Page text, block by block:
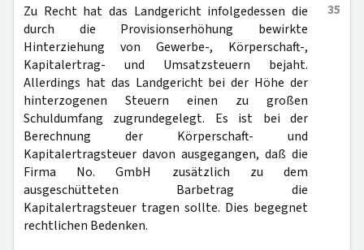
35
Zu Recht hat das Landgericht infolgedessen die
durch die Provisionserhöhung bewirkte
Hinterziehung von Gewerbe-, Körperschaft-,
Kapitalertrag- und Umsatzsteuern bejaht.
Allerdings hat das Landgericht bei der Höhe der
hinterzogenen Steuern einen zu großen
Schuldumfang zugrundegelegt. Es ist bei der
Berechnung der Körperschaft- und
Kapitalertragsteuer davon ausgegangen, daß die
Firma No. GmbH zusätzlich zu dem
ausgeschütteten Barbetrag die
Kapitalertragsteuer tragen sollte. Dies begegnet
rechtlichen Bedenken.